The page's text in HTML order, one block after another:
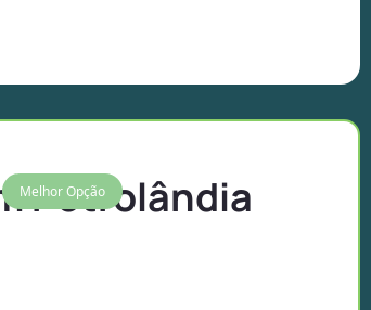
Melhor Opção
Petrolândia